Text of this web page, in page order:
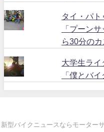
タイ・パ
「プーン
ら30分の
大学生ライ
「僕とバイ
新型バイクニュースならモーター